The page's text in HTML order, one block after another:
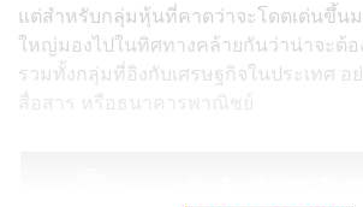
แต่สำหรับกลุ่มหุ้นที่คาดว่าจะโดดเด่นขึ้น
ใหญ่มองไปในทิศทางคล้ายกันว่าน่าจะต้
รวมทั้งกลุ่มที่อิงกับเศรษฐกิจในประเทศ อ
สื่อสาร หรือธนาคารพาณิชย์